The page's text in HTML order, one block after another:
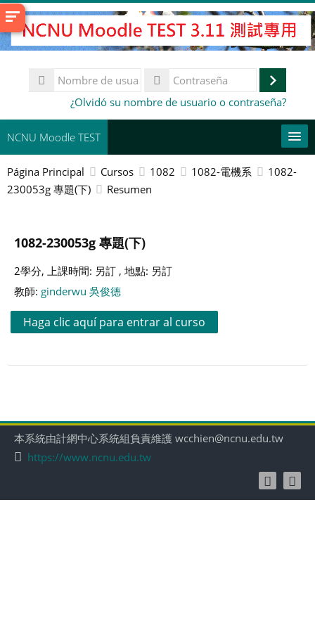
Salta
al
contenido
Nombre
de
Contraseña¿Olvidó su nombre de usuario o contraseña?
NCNU Moodle TEST
Español - Internacional ‎(es)‎
Buscar
cursos
Página Principal Cursos 1082 1082-電機系
1082-
230053g 專題(下)
Resumen
1082-230053g 專題(下)
2學分, 上課時間: 另訂 , 地點: 另訂
教師: ginderwu 吳俊德
Haga clic aquí para entrar al curso
本系統由計網中心系統組負責維護 wcchien@ncnu.edu.tw
https://www.ncnu.edu.tw